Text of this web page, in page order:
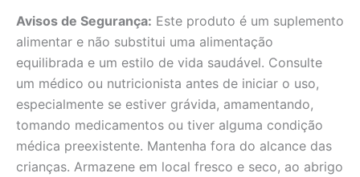
Avisos de Segurança: Este produto é um suplemento
alimentar e não substitui uma alimentação
equilibrada e um estilo de vida saudável. Consulte
um médico ou nutricionista antes de iniciar o uso,
especialmente se estiver grávida, amamentando,
tomando medicamentos ou tiver alguma condição
médica preexistente. Mantenha fora do alcance das
crianças. Armazene em local fresco e seco, ao abrigo